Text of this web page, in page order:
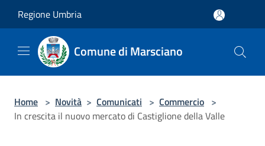
Regione Umbria
Comune di Marsciano
Home > Novità > Comunicati > Commercio >
In crescita il nuovo mercato di Castiglione della Valle